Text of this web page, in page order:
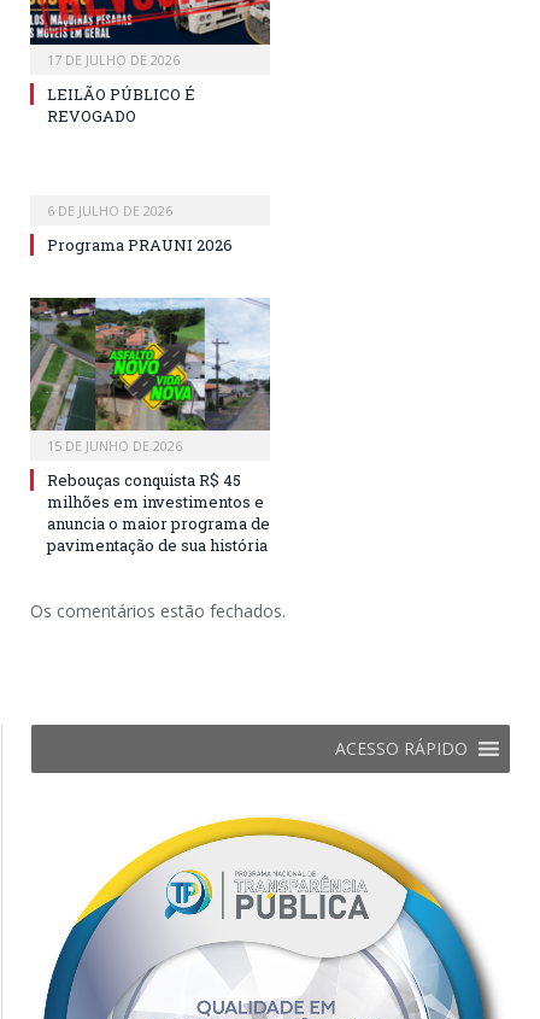
17 DE JULHO DE 2026
LEILÃO PÚBLICO É
REVOGADO
6 DE JULHO DE 2026
Programa PRAUNI 2026
15 DE JUNHO DE 2026
Rebouças conquista R$ 45
milhões em investimentos e
anuncia o maior programa de
pavimentação de sua história
Os comentários estão fechados.
ACESSO RÁPIDO